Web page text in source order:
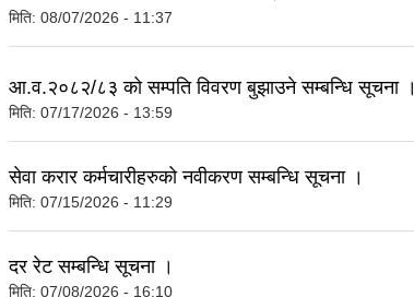
मिति: 08/07/2026 - 11:37
आ.व.२०८२/८३ को सम्पति विवरण बुझाउने सम्बन्धि सूचना ।
मिति: 07/17/2026 - 13:59
सेवा करार कर्मचारीहरुको नवीकरण सम्बन्धि सूचना ।
मिति: 07/15/2026 - 11:29
दर रेट सम्बन्धि सूचना ।
मिति: 07/08/2026 - 16:10